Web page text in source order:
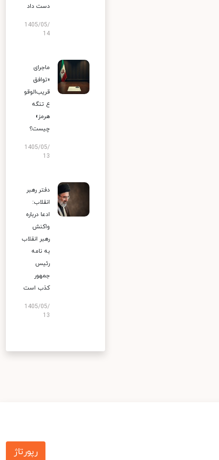
دست داد
1405/05/
14
ماجرای
«توافق
قریب‌الوقو
ع تنگه
هرمز»
چیست؟
1405/05/
13
دفتر رهبر
انقلاب:
ادعا درباره
واکنش
رهبر انقلاب
به نامه
رئیس
جمهور
کذب است
1405/05/
13
رپورتاژ